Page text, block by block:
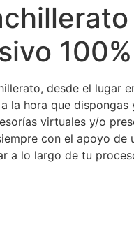
desde el lugar
la hora que
virtuales y/o
con el apoyo de
a lo largo de tu